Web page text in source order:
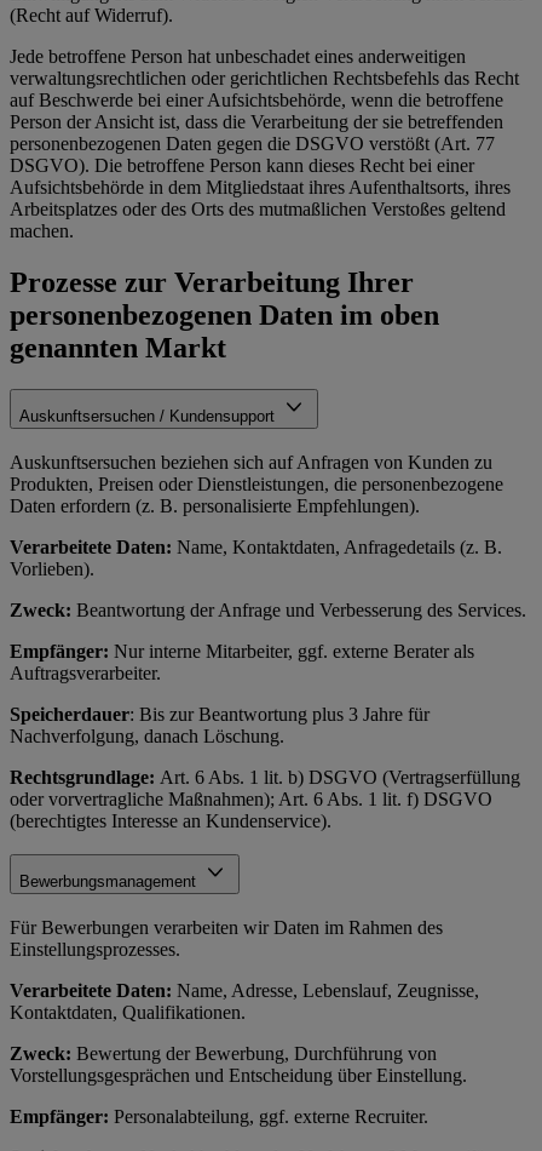
(Recht auf Widerruf).
Jede betroffene Person hat unbeschadet eines anderweitigen
verwaltungsrechtlichen oder gerichtlichen Rechtsbefehls das Recht
auf Beschwerde bei einer Aufsichtsbehörde, wenn die betroffene
Person der Ansicht ist, dass die Verarbeitung der sie betreffenden
personenbezogenen Daten gegen die DSGVO verstößt (Art. 77
DSGVO). Die betroffene Person kann dieses Recht bei einer
Aufsichtsbehörde in dem Mitgliedstaat ihres Aufenthaltsorts, ihres
Arbeitsplatzes oder des Orts des mutmaßlichen Verstoßes geltend
machen.
Prozesse zur Verarbeitung Ihrer
personenbezogenen Daten im oben
genannten Markt
Auskunftsersuchen / Kundensupport
Auskunftsersuchen beziehen sich auf Anfragen von Kunden zu
Produkten, Preisen oder Dienstleistungen, die personenbezogene
Daten erfordern (z. B. personalisierte Empfehlungen).
Verarbeitete Daten: Name, Kontaktdaten, Anfragedetails (z. B.
Vorlieben).
Zweck: Beantwortung der Anfrage und Verbesserung des Services.
Empfänger: Nur interne Mitarbeiter, ggf. externe Berater als
Auftragsverarbeiter.
Speicherdauer: Bis zur Beantwortung plus 3 Jahre für
Nachverfolgung, danach Löschung.
Rechtsgrundlage: Art. 6 Abs. 1 lit. b) DSGVO (Vertragserfüllung
oder vorvertragliche Maßnahmen); Art. 6 Abs. 1 lit. f) DSGVO
(berechtigtes Interesse an Kundenservice).
Bewerbungsmanagement
Für Bewerbungen verarbeiten wir Daten im Rahmen des
Einstellungsprozesses.
Verarbeitete Daten: Name, Adresse, Lebenslauf, Zeugnisse,
Kontaktdaten, Qualifikationen.
Zweck: Bewertung der Bewerbung, Durchführung von
Vorstellungsgesprächen und Entscheidung über Einstellung.
Empfänger: Personalabteilung, ggf. externe Recruiter.